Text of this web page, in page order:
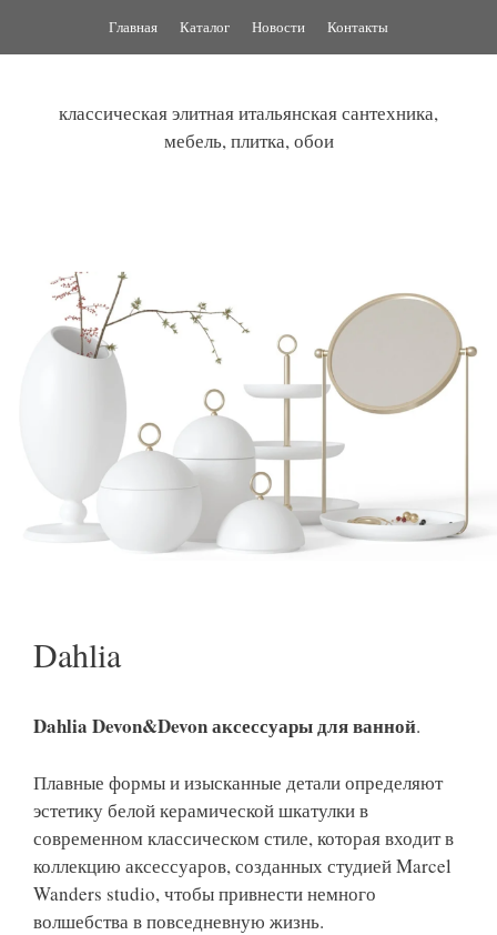
Главная Каталог Новости Контакты
классическая элитная итальянская сантехника,
мебель, плитка, обои
Dahlia
Dahlia Devon&Devon аксессуары для ванной.
Плавные формы и изысканные детали определяют
эстетику белой керамической шкатулки в
современном классическом стиле, которая входит в
коллекцию аксессуаров, созданных студией Marcel
Wanders studio, чтобы привнести немного
волшебства в повседневную жизнь.‎